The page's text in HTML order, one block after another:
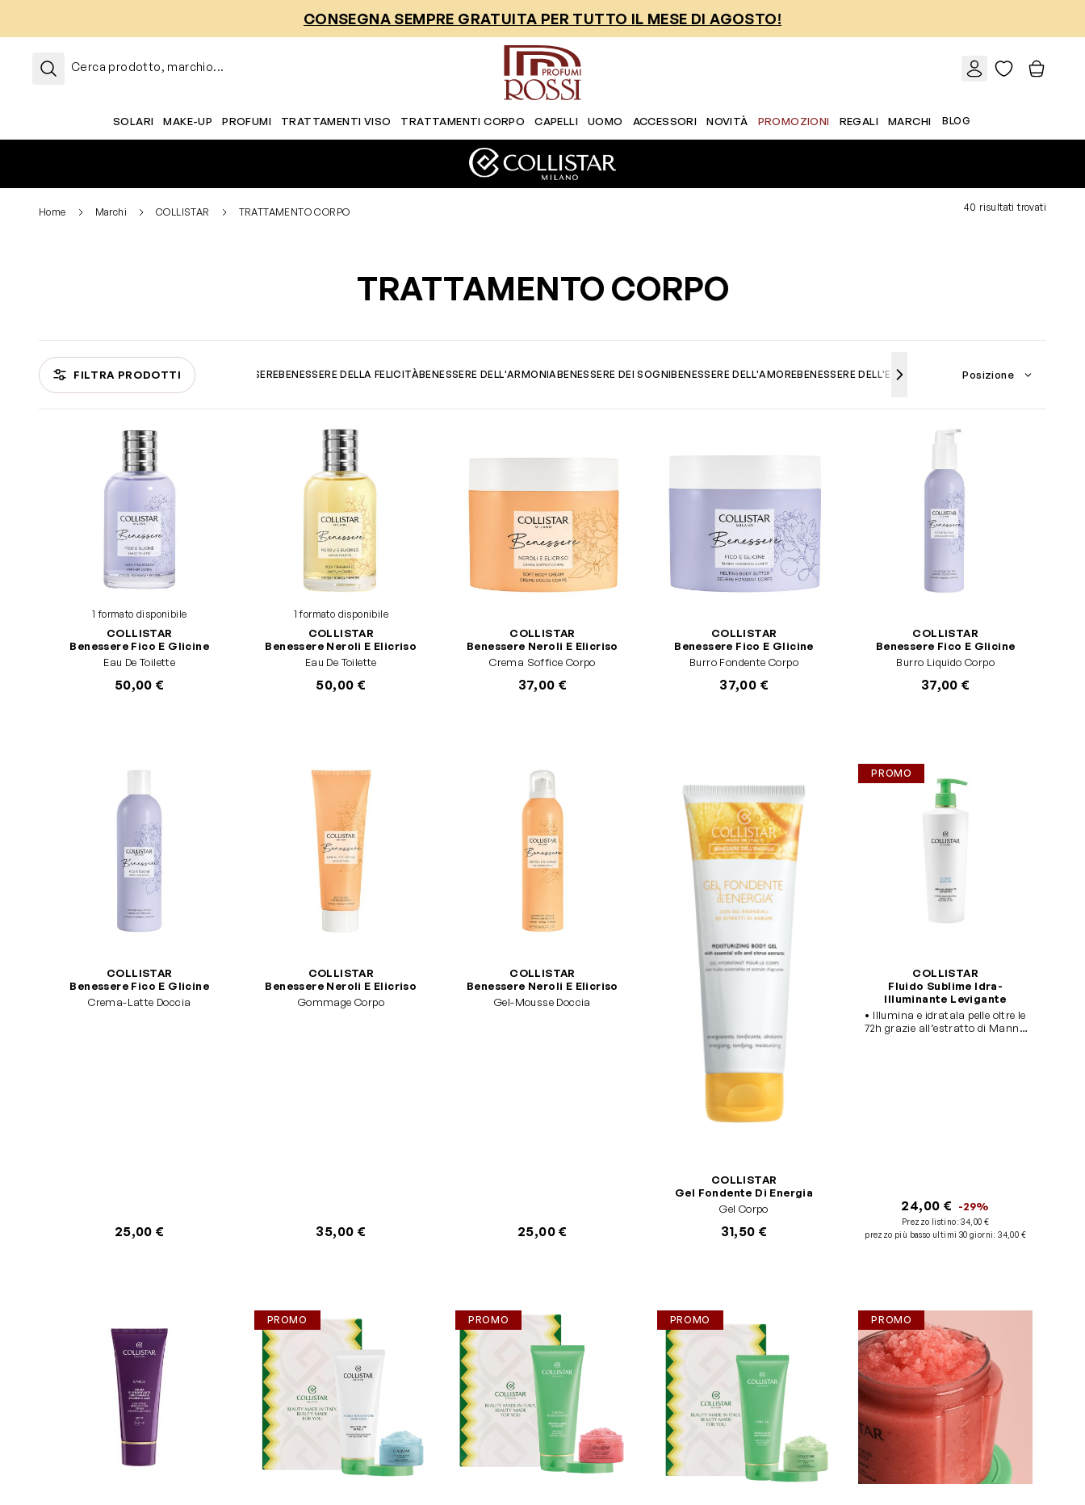
CONSEGNA SEMPRE GRATUITA PER TUTTO IL MESE DI AGOSTO!
Cerca prodotto, marchio...
SOLARI MAKE-UP PROFUMI TRATTAMENTI VISO TRATTAMENTI CORPO CAPELLI UOMO ACCESSORI NOVITÀ PROMOZIONI REGALI MARCHI BLOG
Home Marchi COLLISTAR TRATTAMENTO CORPO 40 risultati trovati
TRATTAMENTO CORPO
SPECIALE CORPO PERFETTO BENESSEREBENESSERE DELLA FELICITÀBENESSERE DELL'ARMONIABENESSERE DEI SOGNIBENESSERE DELL'AMOREBENESSERE DELL'ENERGIA SPECIALE ATTIVI PURI
FILTRA PRODOTTI
Passa all'elenco prodotti
1 formato disponibile
COLLISTAR
Benessere Fico E Glicine
Eau De Toilette
50,00 €
1 formato disponibile
COLLISTAR
Benessere Neroli E Elicriso
Eau De Toilette
50,00 €
COLLISTAR
Benessere Neroli E Elicriso
Crema Soffice Corpo
37,00 €
COLLISTAR
Benessere Fico E Glicine
Burro Fondente Corpo
37,00 €
COLLISTAR
Benessere Fico E Glicine
Burro Liquido Corpo
37,00 €
COLLISTAR
Benessere Fico E Glicine
Crema-Latte Doccia
25,00 €
COLLISTAR
Benessere Neroli E Elicriso
Gommage Corpo
35,00 €
COLLISTAR
Benessere Neroli E Elicriso
Gel-Mousse Doccia
25,00 €
COLLISTAR
Gel Fondente Di Energia
Gel Corpo
31,50 €
PROMO
COLLISTAR
Fluido Sublime Idra-
Illuminante Levigante
• Illumina e idratala pelle oltre le
72h grazie all’estratto di Manna
24,00 € -29%
Prezzo listino:34,00 €
prezzo più basso ultimi 30 giorni:34,00 €
PROMO PROMO PROMO PROMO